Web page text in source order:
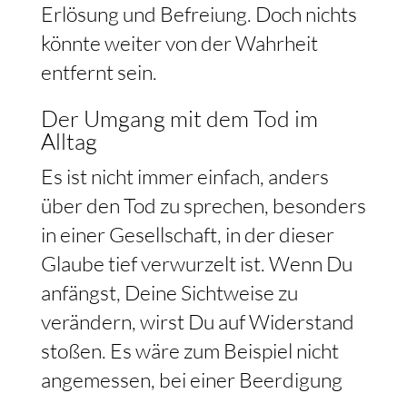
Erlösung und Befreiung. Doch nichts
könnte weiter von der Wahrheit
entfernt sein.
Der Umgang mit dem Tod im
Alltag
Es ist nicht immer einfach, anders
über den Tod zu sprechen, besonders
in einer Gesellschaft, in der dieser
Glaube tief verwurzelt ist. Wenn Du
anfängst, Deine Sichtweise zu
verändern, wirst Du auf Widerstand
stoßen. Es wäre zum Beispiel nicht
angemessen, bei einer Beerdigung